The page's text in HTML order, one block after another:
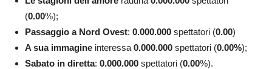
(0.00%);
Passaggio a Nord Ovest: 0.000.000 spettatori (0.00)
A sua immagine interessa 0.000.000 spettatori (0.00%);
Sabato in diretta: 0.000.000 spettatori (0.00%).